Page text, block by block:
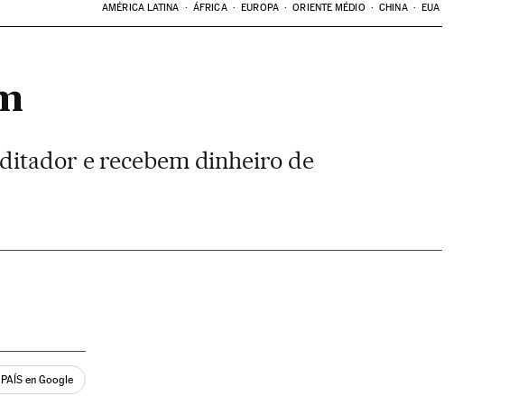
AMÉRICA LATINA ÁFRICA EUROPA ORIENTE MÉDIO CHINA EUA
e recebem dinheiro de
en Google